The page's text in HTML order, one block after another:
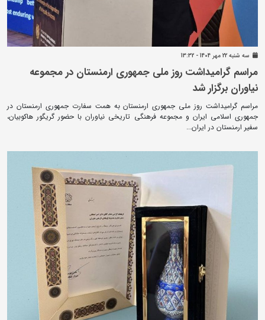
سه شنبه 22 مهر 1404 - 13:32
مراسم گرامیداشت روز ملی جمهوری ارمنستان در مجموعه
نیاوران برگزار شد
مراسم گرامیداشت روز ملی جمهوری ارمنستان به همت سفارت جمهوری ارمنستان در
جمهوری اسلامی ایران و مجموعه فرهنگی تاریخی نیاوران با حضور گریگور هاکوبیان،
سفیر ارمنستان در ایران...